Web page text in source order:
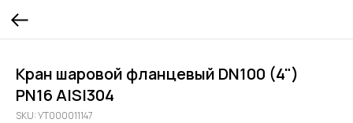
Кран шаровой фланцевый DN100 (4")
PN16 AISI304
SKU:УТ000011147